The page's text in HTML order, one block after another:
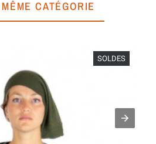
CATÉGORIE
SOLDES